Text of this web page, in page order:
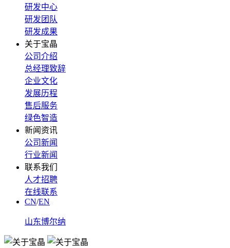
研发中心
研发团队
研发成果
关于宝晶
公司介绍
总经理致辞
企业文化
发展历程
售后服务
绿色智造
新闻资讯
公司新闻
行业新闻
联系我们
人才招聘
在线联系
CN/EN
山东博尔纳